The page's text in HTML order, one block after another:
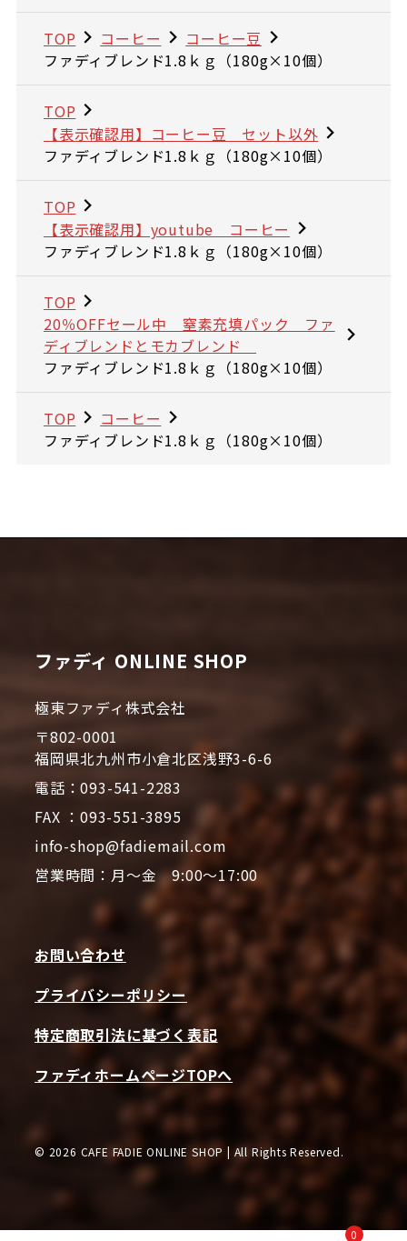
0
TOP コーヒー
コーヒー豆
ファディブレンド1.8ｋｇ（180g×10個）
TOP
【表示確認用】コーヒー豆 セット以外
ファディブレンド1.8ｋｇ（180g×10個）
TOP
【表示確認用】youtube コーヒー
ファディブレンド1.8ｋｇ（180g×10個）
TOP
20％OFFセール中 窒素充填パック ファ
ディブレンドとモカブレンド
ファディブレンド1.8ｋｇ（180g×10個）
TOP
コーヒー
ファディブレンド1.8ｋｇ（180g×10個）
ファディ ONLINE SHOP
極東ファディ株式会社
〒802-0001
福岡県北九州市小倉北区浅野3-6-6
電話：093-541-2283
FAX ：093-551-3895
info-shop@fadiemail.com
営業時間：月～金 9:00～17:00
お問い合わせ
プライバシーポリシー
特定商取引法に基づく表記
ファディホームページTOPへ
© 2026 CAFE FADIE ONLINE SHOP | All Rights Reserved.